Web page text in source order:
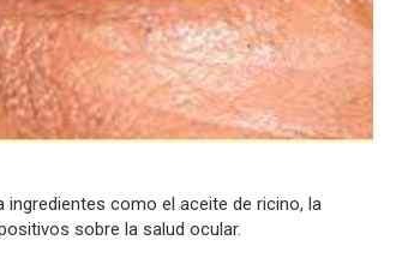
como el aceite de ricino, la
sobre la salud ocular.